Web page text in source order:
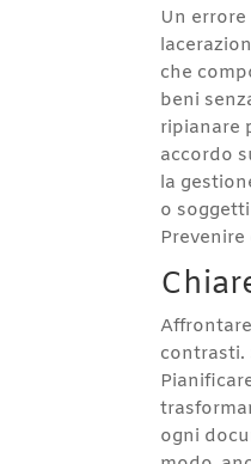
Un
che
beni
ripianare
accordo
la
o
contrasti.
ogni